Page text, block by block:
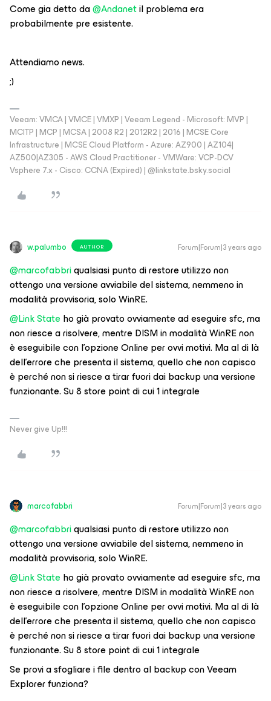
Come gia detto da@Andanetil problema era
probabilmente pre esistente.
Attendiamo news.
;)
Veeam: VMCA | VMCE | VMXP | Veeam Legend - Microsoft: MVP |
MCITP | MCP | MCSA | 2008 R2 | 2012R2 | 2016 | MCSE Core
Infrastructure | MCSE Cloud Platform - Azure: AZ900 | AZ104|
AZ500|AZ305 - AWS Cloud Practitioner - VMWare: VCP-DCV
Vsphere 7.x - Cisco: CCNA (Expired) | ‪@linkstate.bsky.social‬
w.palumbo AUTHOR Forum|Forum|3 years ago
@marcofabbriqualsiasi punto di restore utilizzo non
ottengo una versione avviabile del sistema, nemmeno in
modalità provvisoria, solo WinRE.
@Link Stateho già provato ovviamente ad eseguire sfc, ma
non riesce a risolvere, mentre DISM in modalità WinRE non
è eseguibile con l’opzione Online per ovvi motivi. Ma al di là
dell’errore che presenta il sistema, quello che non capisco
è perché non si riesce a tirar fuori dai backup una versione
funzionante. Su 8 store point di cui 1 integrale
Never give Up!!!
marcofabbri Forum|Forum|3 years ago
@marcofabbriqualsiasi punto di restore utilizzo non
ottengo una versione avviabile del sistema, nemmeno in
modalità provvisoria, solo WinRE.
@Link Stateho già provato ovviamente ad eseguire sfc, ma
non riesce a risolvere, mentre DISM in modalità WinRE non
è eseguibile con l’opzione Online per ovvi motivi. Ma al di là
dell’errore che presenta il sistema, quello che non capisco
è perché non si riesce a tirar fuori dai backup una versione
funzionante. Su 8 store point di cui 1 integrale
Se provi a sfogliare i file dentro al backup con Veeam
Explorer funziona?